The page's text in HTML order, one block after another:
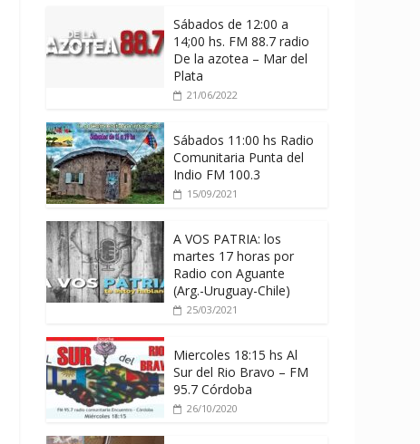
Sábados de 12:00 a
14;00 hs. FM 88.7 radio
De la azotea – Mar del
Plata
21/06/2022
Sábados 11:00 hs Radio
Comunitaria Punta del
Indio FM 100.3
15/09/2021
A VOS PATRIA: los
martes 17 horas por
Radio con Aguante
(Arg.-Uruguay-Chile)
25/03/2021
Miercoles 18:15 hs Al
Sur del Rio Bravo – FM
95.7 Córdoba
26/10/2020